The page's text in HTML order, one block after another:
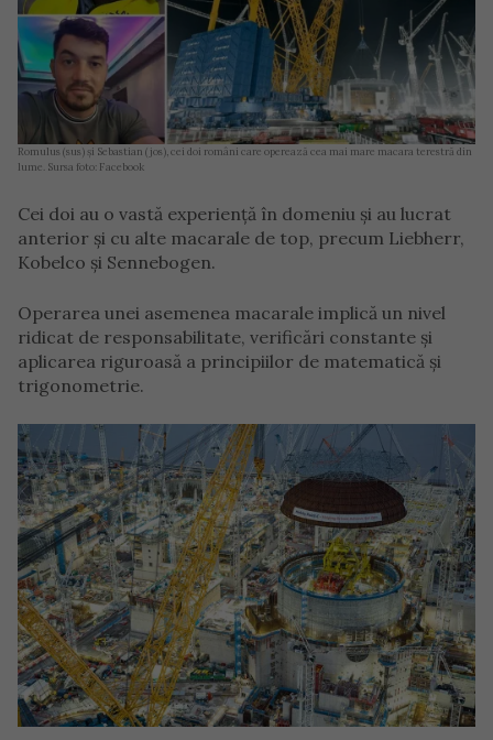
Romulus (sus) şi Sebastian (jos), cei doi români care operează cea mai mare macara terestră din
lume. Sursa foto: Facebook
Cei doi au o vastă experiență în domeniu și au lucrat
anterior și cu alte macarale de top, precum Liebherr,
Kobelco și Sennebogen.
Operarea unei asemenea macarale implică un nivel
ridicat de responsabilitate, verificări constante și
aplicarea riguroasă a principiilor de matematică și
trigonometrie.